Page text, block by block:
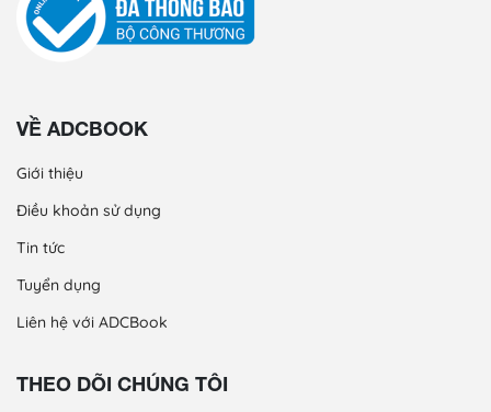
VỀ ADCBOOK
Giới thiệu
Điều khoản sử dụng
Tin tức
Tuyển dụng
Liên hệ với ADCBook
THEO DÕI CHÚNG TÔI